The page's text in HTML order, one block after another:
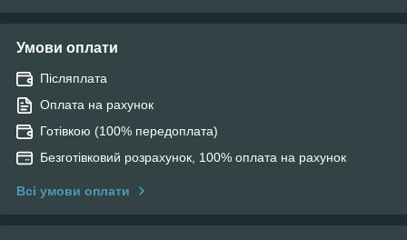
Умови оплати
Післяплата
Оплата на рахунок
Готівкою (100% передоплата)
Безготівковий розрахунок, 100% оплата на рахунок
Всі умови оплати